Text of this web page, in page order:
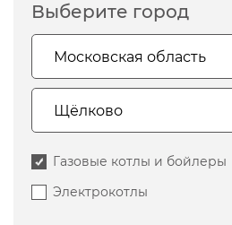
Выберите город
Газовые котлы и бойлеры
Электрокотлы